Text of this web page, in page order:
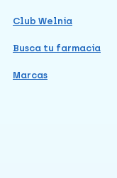
Club Welnia
Busca tu farmacia
Marcas